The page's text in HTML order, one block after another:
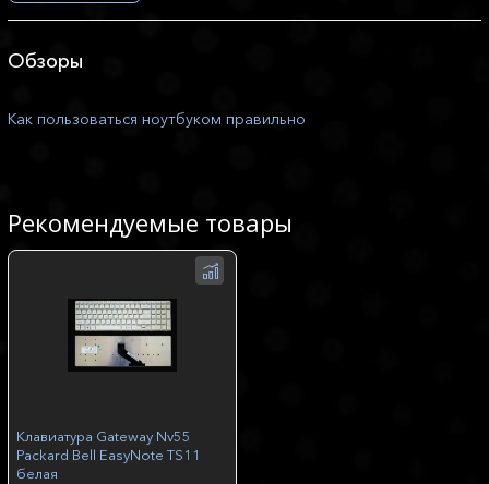
Обзоры
Как пользоваться ноутбуком правильно
Рекомендуемые товары
Клавиатура Gateway Nv55
Packard Bell EasyNote TS11
белая